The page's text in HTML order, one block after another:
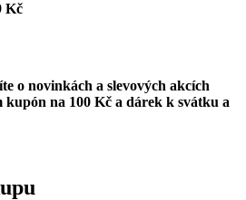
Kč
o novinkách a slevových akcích
kupón na 100 Kč a dárek k svátku a